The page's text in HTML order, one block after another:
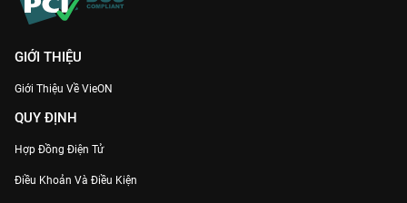
GIỚI THIỆU
Giới Thiệu Về VieON
QUY ĐỊNH
Hợp Đồng Điện Tử
Điều Khoản Và Điều Kiện